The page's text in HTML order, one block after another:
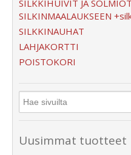
SILKKIHUIVIT JA
SILKINMAALAUKSEEN
SILKKINAUHAT
LAHJAKORTTI
POISTOKORI
Uusimmat tuotteet